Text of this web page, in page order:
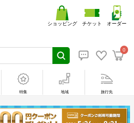
0
ショッピング チケット オーダー
特集 地域 旅行先